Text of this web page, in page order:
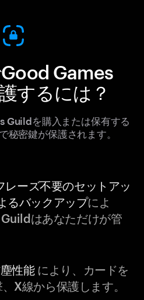
Games
するには？
Guildを購入または保有する
秘密鍵が保護されます。
レーズ不要のセットアッ
るバックアップによ
はあなただけが管
性能により、カードを
X線から保護します。